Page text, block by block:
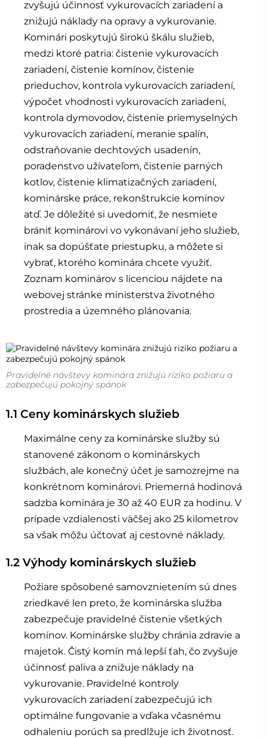
zvyšujú účinnosť vykurovacích zariadení a
znižujú náklady na opravy a vykurovanie.
Kominári poskytujú širokú škálu služieb,
medzi ktoré patria: čistenie vykurovacích
zariadení, čistenie komínov, čistenie
prieduchov, kontrola vykurovacích zariadení,
výpočet vhodnosti vykurovacích zariadení,
kontrola dymovodov, čistenie priemyselných
vykurovacích zariadení, meranie spalín,
odstraňovanie dechtových usadenín,
poradenstvo užívateľom, čistenie parných
kotlov, čistenie klimatizačných zariadení,
kominárske práce, rekonštrukcie komínov
atď. Je dôležité si uvedomiť, že nesmiete
brániť kominárovi vo vykonávaní jeho služieb,
inak sa dopúšťate priestupku, a môžete si
vybrať, ktorého kominára chcete využiť.
Zoznam kominárov s licenciou nájdete na
webovej stránke ministerstva životného
prostredia a územného plánovania.
Pravidelné návštevy kominára znižujú riziko požiaru a
zabezpečujú pokojný spánok
1.1 Ceny kominárskych služieb
Maximálne ceny za kominárske služby sú
stanovené zákonom o kominárskych
službách, ale konečný účet je samozrejme na
konkrétnom kominárovi. Priemerná hodinová
sadzba kominára je 30 až 40 EUR za hodinu. V
prípade vzdialenosti väčšej ako 25 kilometrov
sa však môžu účtovať aj cestovné náklady.
1.2 Výhody kominárskych služieb
Požiare spôsobené samovznietením sú dnes
zriedkavé len preto, že kominárska služba
zabezpečuje pravidelné čistenie všetkých
komínov. Kominárske služby chránia zdravie a
majetok. Čistý komín má lepší ťah, čo zvyšuje
účinnosť paliva a znižuje náklady na
vykurovanie. Pravidelné kontroly
vykurovacích zariadení zabezpečujú ich
optimálne fungovanie a vďaka včasnému
odhaleniu porúch sa predlžuje ich životnosť.